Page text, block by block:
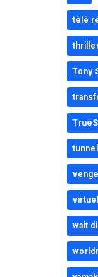
télé
Tony
tunnel
virtuel
walt